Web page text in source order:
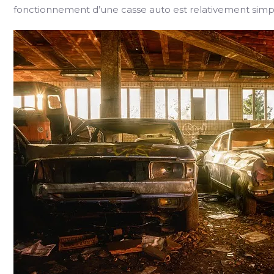
fonctionnement d’une casse auto est relativement